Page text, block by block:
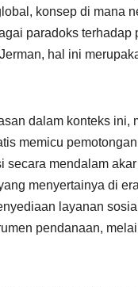
konsep di mana
paradoks
hal ini
dalam konteks
memicu
mendalam
menyertainya di
layanan
pendanaan,